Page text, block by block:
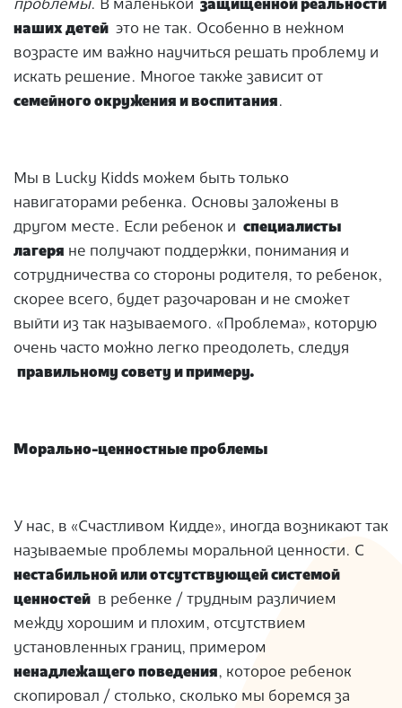
проблемы. В маленькой защищенной реальности
наших детей это не так. Особенно в нежном
возрасте им важно научиться решать проблему и
искать решение. Многое также зависит от
семейного окружения и воспитания.
Мы в Lucky Kidds можем быть только
навигаторами ребенка. Основы заложены в
другом месте. Если ребенок и специалисты
лагеря не получают поддержки, понимания и
сотрудничества со стороны родителя, то ребенок,
скорее всего, будет разочарован и не сможет
выйти из так называемого. «Проблема», которую
очень часто можно легко преодолеть, следуя
правильному совету и примеру.
Морально-ценностные проблемы
У нас, в «Счастливом Кидде», иногда возникают так
называемые проблемы моральной ценности. С
нестабильной или отсутствующей системой
ценностей в ребенке / трудным различием
между хорошим и плохим, отсутствием
установленных границ, примером
ненадлежащего поведения, которое ребенок
скопировал / столько, сколько мы боремся за